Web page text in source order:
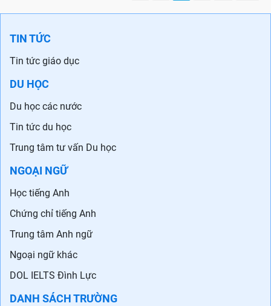
TIN TỨC
Tin tức giáo dục
DU HỌC
Du học các nước
Tin tức du học
Trung tâm tư vấn Du học
NGOẠI NGỮ
Học tiếng Anh
Chứng chỉ tiếng Anh
Trung tâm Anh ngữ
Ngoại ngữ khác
DOL IELTS Đình Lực
DANH SÁCH TRƯỜNG